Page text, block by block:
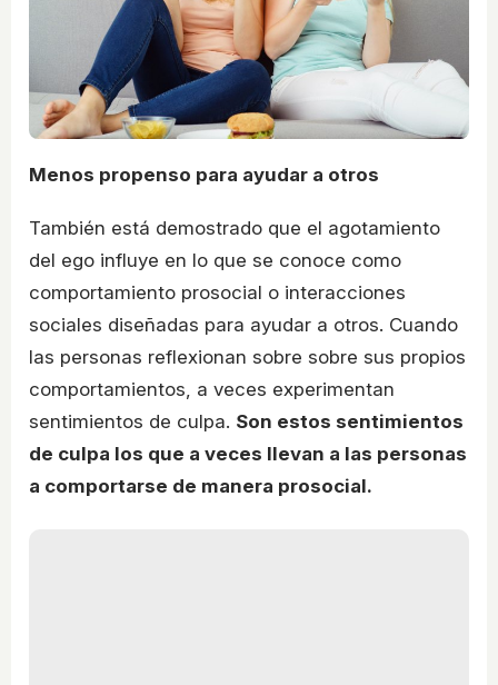
Menos propenso para ayudar a otros
También está demostrado que el agotamiento
del ego influye en lo que se conoce como
comportamiento prosocial o interacciones
sociales diseñadas para ayudar a otros. Cuando
las personas reflexionan sobre sobre sus propios
comportamientos, a veces experimentan
sentimientos de culpa. Son estos sentimientos
de culpa los que a veces llevan a las personas
a comportarse de manera prosocial.